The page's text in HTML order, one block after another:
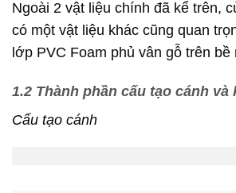
Ngoài 2 vật liệu chính đã kể trên,
có một vật liệu khác cũng quan
lớp PVC Foam phủ vân gỗ trên bề
1.2 Thành phần cấu tạo cánh và
Cấu tạo cánh